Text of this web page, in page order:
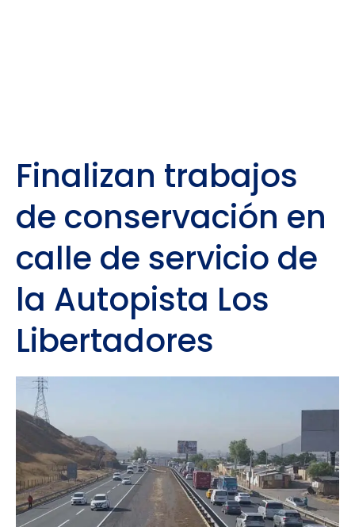
Finalizan trabajos
de conservación en
calle de servicio de
la Autopista Los
Libertadores